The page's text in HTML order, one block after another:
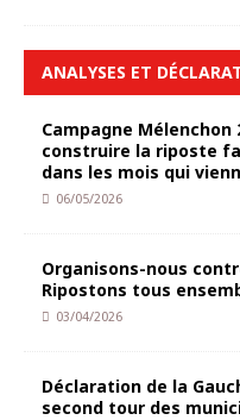
ANALYSES ET
Campagne Mélenchon
construire la riposte
dans les mois qui
06/05/2026
Organisons-nous
Ripostons tous
03/04/2026
Déclaration de la
second tour des